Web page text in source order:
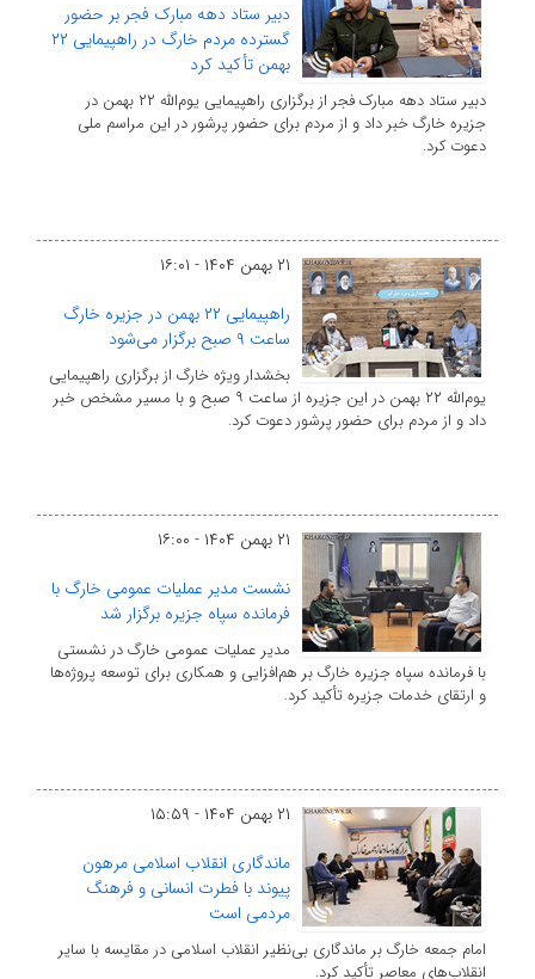
دبیر ستاد دهه مبارک فجر بر حضور
گسترده مردم خارگ در راهپیمایی ۲۲
بهمن تأکید کرد
دبیر ستاد دهه مبارک فجر از برگزاری راهپیمایی یوم‌الله ۲۲ بهمن در
جزیره خارگ خبر داد و از مردم برای حضور پرشور در این مراسم ملی
دعوت کرد.
۲۱ بهمن ۱۴۰۴ - ۱۶:۰۱
راهپیمایی ۲۲ بهمن در جزیره خارگ
ساعت ۹ صبح برگزار می‌شود
بخشدار ویژه خارگ از برگزاری راهپیمایی
یوم‌الله ۲۲ بهمن در این جزیره از ساعت ۹ صبح و با مسیر مشخص خبر
داد و از مردم برای حضور پرشور دعوت کرد.
۲۱ بهمن ۱۴۰۴ - ۱۶:۰۰
نشست مدیر عملیات عمومی خارگ با
فرمانده سپاه جزیره برگزار شد
مدیر عملیات عمومی خارگ در نشستی
با فرمانده سپاه جزیره خارگ بر هم‌افزایی و همکاری برای توسعه پروژه‌ها
و ارتقای خدمات جزیره تأکید کرد.
۲۱ بهمن ۱۴۰۴ - ۱۵:۵۹
ماندگاری انقلاب اسلامی مرهون
پیوند با فطرت انسانی و فرهنگ
مردمی است
امام جمعه خارگ بر ماندگاری بی‌نظیر انقلاب اسلامی در مقایسه با سایر
انقلاب‌های معاصر تأکید کرد.